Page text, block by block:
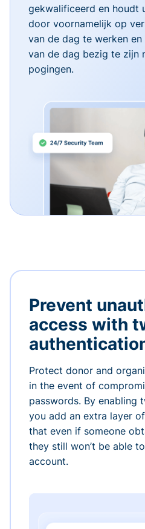
gekwalificeerd en houdt
door voornamelijk op
van de dag te werken
van de dag bezig te zijn
pogingen.
Prevent
access with
Protect donor and
in the event of
passwords. By enabling
you add an extra layer
that even if someone
they still won’t be able
account.